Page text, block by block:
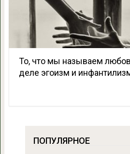
То, что мы называем
деле эгоизм и
ПОПУЛЯРНОЕ